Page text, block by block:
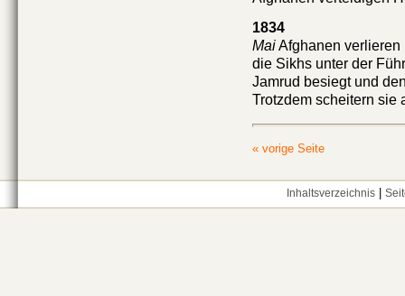
1834
MaiAfghanen
die Sikhs unter der
Jamrud besiegt und
Trotzdem scheitern sie
« vorige Seite
Inhaltsverzeichnis |